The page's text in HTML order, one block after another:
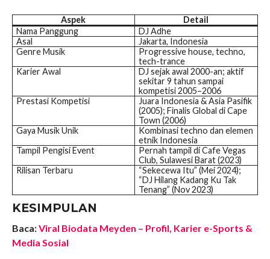
Aspek
Detail
Nama Panggung
DJ Adhe
Asal
Jakarta, Indonesia
Genre Musik
Progressive house, techno,
tech-trance
Karier Awal
DJ sejak awal 2000-an; aktif
sekitar 9 tahun sampai
kompetisi 2005–2006
Prestasi Kompetisi
Juara Indonesia & Asia Pasifik
(2005); Finalis Global di Cape
Town (2006)
Gaya Musik Unik
Kombinasi techno dan elemen
etnik Indonesia
Tampil Pengisi Event
Pernah tampil di Cafe Vegas
Club, Sulawesi Barat (2023)
Rilisan Terbaru
“Sekecewa Itu” (Mei 2024);
“DJ Hilang Kadang Ku Tak
Tenang” (Nov 2023)
KESIMPULAN
Baca:Viral Biodata Meyden – Profil, Karier e-Sports &
Media Sosial